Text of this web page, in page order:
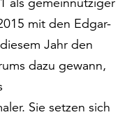
mit den Edgar-
Jahr den
dazu gewann,
Sie setzen sich